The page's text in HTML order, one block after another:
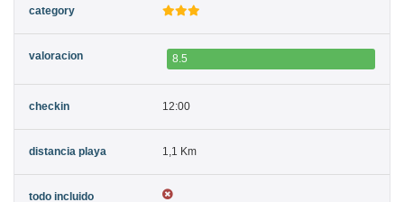
8.5
12:00
1,1 Km